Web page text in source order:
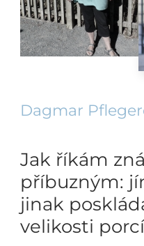
Dagmar
Jak říkám
příbuzným:
jinak
velikosti porcí